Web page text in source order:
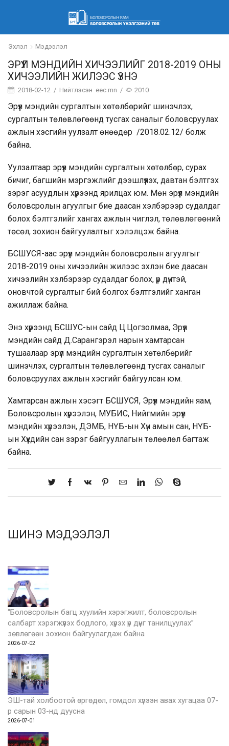
Эхлэл Мэдээлэл
ЭРҮҮЛ МЭНДИЙН ХИЧЭЭЛИЙГ 2018-2019 ОНЫ
ХИЧЭЭЛИЙН ЖИЛЭЭС ҮЗНЭ
2018-02-12 / Нийтлэсэн eec.mn / 2010
Эрүүл мэндийн сургалтын хөтөлбөрийг шинэчлэх,
сургалтын төлөвлөгөөнд тусгах саналыг боловсруулах
ажлын хэсгийн уулзалт өнөөдөр /2018.02.12/ болж
байна.
Уулзалтаар эрүүл мэндийн сургалтын хөтөлбөр, сурах
бичиг, багшийн мэргэжлийг дээшлүүлэх, давтан бэлтгэх
зэрэг асуудлын хүрээнд ярилцах юм. Мөн эрүүл мэндийн
боловсролын агуулгыг бие даасан хэлбэрээр судалдаг
болох бэлтгэлийг хангах ажлын чиглэл, төлөвлөгөөний
төсөл, зохион байгуулалтыг хэлэлцэж байна.
БСШУСЯ-аас эрүүл мэндийн боловсролын агуулгыг
2018-2019 оны хичээлийн жилээс эхлэн бие даасан
хичээлийн хэлбэрээр судалдаг болох, үр дүнтэй,
оновчтой сургалтыг бий болгох бэлтгэлийг ханган
ажиллаж байна.
Энэ хүрээнд БСШУС-ын сайд Ц.Цогзолмаа, Эрүүл
мэндийн сайд Д.Сарангэрэл нарын хамтарсан
тушаалаар эрүүл мэндийн сургалтын хөтөлбөрийг
шинэчлэх, сургалтын төлөвлөгөөнд тусгах саналыг
боловсруулах ажлын хэсгийг байгуулсан юм.
Хамтарсан ажлын хэсэгт БСШУСЯ, Эрүүл мэндийн яам,
Боловсролын хүрээлэн, МУБИС, Нийгмийн эрүүл
мэндийн хүрээлэн, ДЭМБ, НҮБ-ын Хүн амын сан, НҮБ-
ын Хүүхдийн сан зэрэг байгууллагын төлөөлөл багтаж
байна.
ШИНЭ МЭДЭЭЛЭЛ
“Боловсролын багц хуулийн хэрэгжилт, боловсролын
салбарт хэрэгжүүлэх бодлого, хүрэх үр дүнг танилцуулах”
зөвлөгөөн зохион байгуулагдаж байна
2026-07-02
ЭШ-тай холбоотой өргөдөл, гомдол хүлээн авах хугацаа 07-
р сарын 03-нд дуусна
2026-07-01